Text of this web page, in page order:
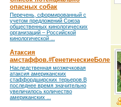
опасных собак
Перечень, сформированный с
учетом предложений Союза
общественных кинологических
организаций – Российской
кинологической ...
Атаксия
амстаффов.#ГенетическиеБолезни
Наследственная мозжечковая
атаксия американских
стаффордширских терьеров.В
последнее время значительно
увеличилось количество
американских ...